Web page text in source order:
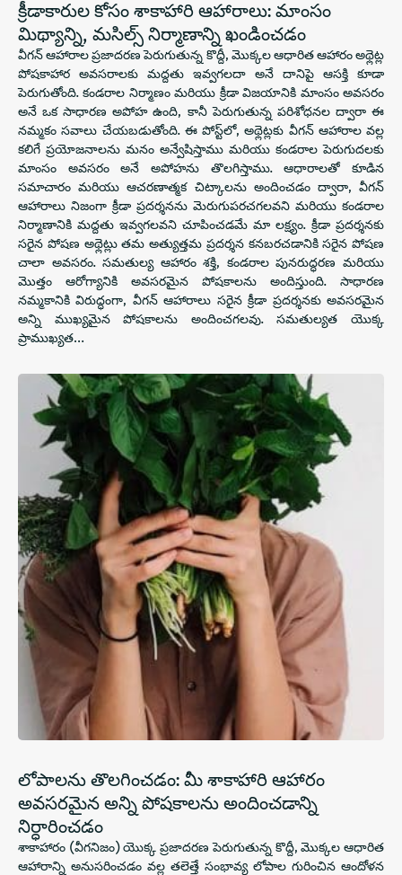
క్రీడాకారుల కోసం శాకాహారి ఆహారాలు: మాంసం
మిథ్యాన్ని, మసిల్స్ నిర్మాణాన్ని ఖండించడం
వీగన్ ఆహారాల ప్రజాదరణ పెరుగుతున్న కొద్దీ, మొక్కల ఆధారిత ఆహారం అథ్లెట్ల
పోషకాహార అవసరాలకు మద్దతు ఇవ్వగలదా అనే దానిపై ఆసక్తి కూడా
పెరుగుతోంది. కండరాల నిర్మాణం మరియు క్రీడా విజయానికి మాంసం అవసరం
అనే ఒక సాధారణ అపోహ ఉంది, కానీ పెరుగుతున్న పరిశోధనల ద్వారా ఈ
నమ్మకం సవాలు చేయబడుతోంది. ఈ పోస్ట్‌లో, అథ్లెట్లకు వీగన్ ఆహారాల వల్ల
కలిగే ప్రయోజనాలను మనం అన్వేషిస్తాము మరియు కండరాల పెరుగుదలకు
మాంసం అవసరం అనే అపోహను తొలగిస్తాము. ఆధారాలతో కూడిన
సమాచారం మరియు ఆచరణాత్మక చిట్కాలను అందించడం ద్వారా, వీగన్
ఆహారాలు నిజంగా క్రీడా ప్రదర్శనను మెరుగుపరచగలవని మరియు కండరాల
నిర్మాణానికి మద్దతు ఇవ్వగలవని చూపించడమే మా లక్ష్యం. క్రీడా ప్రదర్శనకు
సరైన పోషణ అథ్లెట్లు తమ అత్యుత్తమ ప్రదర్శన కనబరచడానికి సరైన పోషణ
చాలా అవసరం. సమతుల్య ఆహారం శక్తి, కండరాల పునరుద్ధరణ మరియు
మొత్తం ఆరోగ్యానికి అవసరమైన పోషకాలను అందిస్తుంది. సాధారణ
నమ్మకానికి విరుద్ధంగా, వీగన్ ఆహారాలు సరైన క్రీడా ప్రదర్శనకు అవసరమైన
అన్ని ముఖ్యమైన పోషకాలను అందించగలవు. సమతుల్యత యొక్క
ప్రాముఖ్యత…
లోపాలను తొలగించడం: మీ శాకాహారి ఆహారం
అవసరమైన అన్ని పోషకాలను అందించడాన్ని
నిర్ధారించడం
శాకాహారం (వీగనిజం) యొక్క ప్రజాదరణ పెరుగుతున్న కొద్దీ, మొక్కల ఆధారిత
ఆహారాన్ని అనుసరించడం వల్ల తలెత్తే సంభావ్య లోపాల గురించిన ఆందోళన